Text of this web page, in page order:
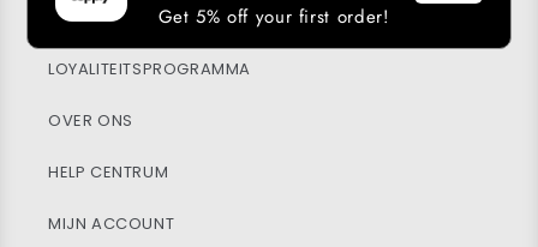
DOWNLOAD ONZE APP
LOYALITEITSPROGRAMMA
OVER ONS
HELP CENTRUM
MIJN ACCOUNT
Get 5% off your first order!